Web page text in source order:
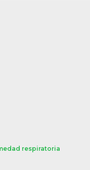
respiratoria